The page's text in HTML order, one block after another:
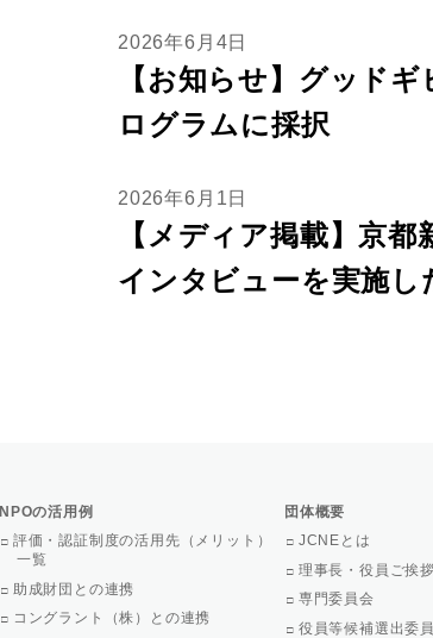
2026年6月4日
【お知らせ】グッド
ログラムに採択
2026年6月1日
【メディア掲載】京
インタビューを実施し
NPOの活用例
評価・認証制度の活用先（メリット）
一覧
助成財団との連携
コングラント（株）との連携
団体概要
JCNEとは
理事長・役員ご挨拶
専門委員会
役員等候補選出委